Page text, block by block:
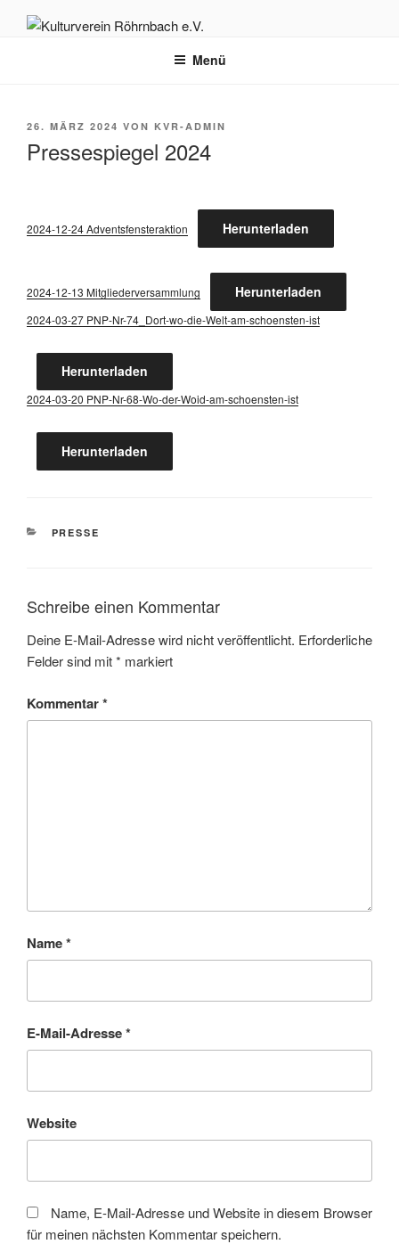
Inhalt
KULTURVEREIN RÖHRNBACH
Menü
VERÖFFENTLICHT
26. MÄRZ 2024 VON KVR-ADMIN
Pressespiegel 2024
2024-12-24 Advents­fens­ter­ak­ti­on Her­un­ter­la­den
2024-12-13 Mit­glie­der­ver­samm­lung Her­un­ter­la­den
2024-03-27 PNP-Nr-74_D­ort-wo-die-Welt-am-schoens­ten-ist
Her­un­ter­la­den
2024-03-20 PNP-Nr-68-Wo-der-Woid-am-schoens­ten-ist
Her­un­ter­la­den
KATEGORIEN
PRESSE
Schreibe einen Kommentar
Deine E-Mail-Adresse wird nicht veröffentlicht. Erforderliche
Felder sind mit* markiert
Kommentar*
Name*
E-Mail-Adresse*
Website
Name, E-Mail-Adresse und Website in diesem Browser
für meinen nächsten Kommentar speichern.